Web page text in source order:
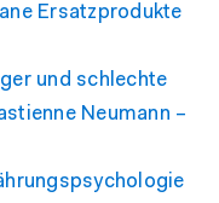
Ersatzprodukte
und schlechte
Neumann –